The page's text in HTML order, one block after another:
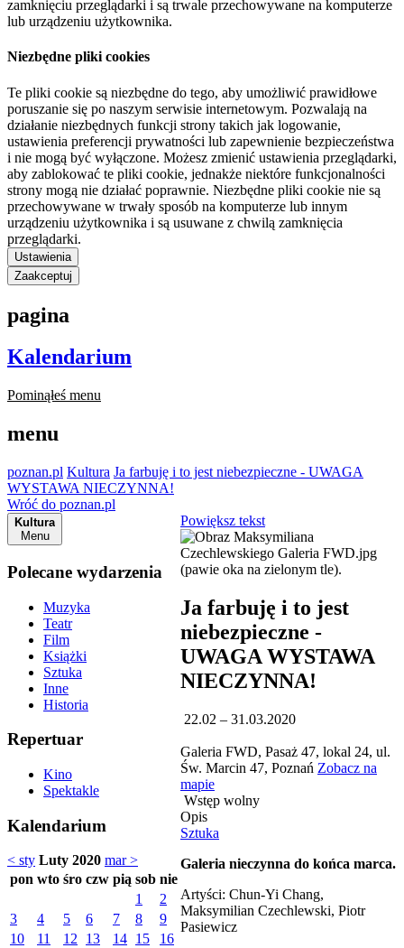
zamknięciu przeglądarki i są trwale przechowywane na komputerze
lub urządzeniu użytkownika.
Niezbędne pliki cookies
Te pliki cookie są niezbędne do tego, aby umożliwić prawidłowe
poruszanie się po naszym serwisie internetowym. Pozwalają na
działanie niezbędnych funkcji strony takich jak logowanie,
ustawienia preferencji prywatności lub zapewnienie bezpieczeństwa
i nie mogą być wyłączone. Możesz zmienić ustawienia przeglądarki,
aby zablokować te pliki cookie, jednakże niektóre funkcjonalności
strony mogą nie działać poprawnie. Niezbędne pliki cookie nie są
przechowywane w trwały sposób na komputerze lub innym
urządzeniu użytkownika i są usuwane z chwilą zamknięcia
przeglądarki.
Ustawienia
Zaakceptuj
pagina
Kalendarium
Pominąłeś menu
menu
poznan.pl Kultura Ja farbuję i to jest niebezpieczne - UWAGA
WYSTAWA NIECZYNNA!
Wróć do poznan.pl
Kultura
Menu
Polecane wydarzenia
Muzyka
Teatr
Film
Książki
Sztuka
Inne
Historia
Repertuar
Kino
Spektakle
Kalendarium
< sty Luty 2020 mar >
pon wto śro czw pią sob nie
1
2
3
4 5 6 7 8
9
10
11 12 13 14 15
16
Powiększ tekst
Ja farbuję i to jest
niebezpieczne -
UWAGA WYSTAWA
NIECZYNNA!
22.02 – 31.03.2020
Galeria FWD, Pasaż 47, lokal 24, ul.
Św. Marcin 47, Poznań Zobacz na
mapie
Wstęp wolny
Opis
Sztuka
Galeria nieczynna do końca marca.
Artyści: Chun-Yi Chang,
Maksymilian Czechlewski, Piotr
Pasiewicz